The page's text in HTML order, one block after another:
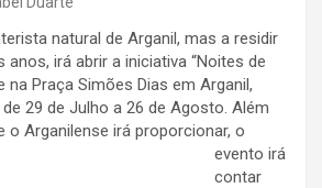
natural de Arganil, mas a residir
anos, irá abrir a iniciativa “Noites de
na Praça Simões Dias em Arganil,
29 de Julho a 26 de Agosto. Além
o Arganilense irá proporcionar, o
evento irá
contar